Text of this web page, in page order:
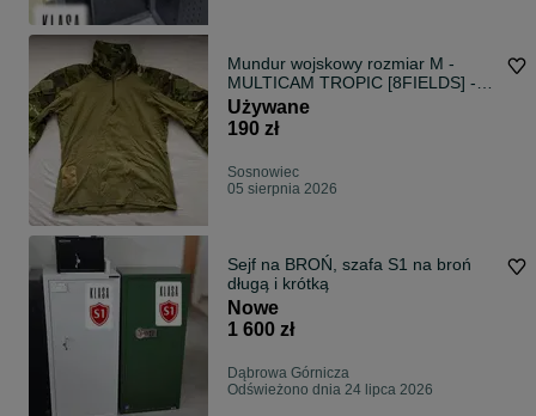
Mundur wojskowy rozmiar M -
MULTICAM TROPIC [8FIELDS] -
używany
Używane
190 zł
Sosnowiec
05 sierpnia 2026
Sejf na BROŃ, szafa S1 na broń
długą i krótką
Nowe
1 600 zł
Dąbrowa Górnicza
Odświeżono dnia 24 lipca 2026